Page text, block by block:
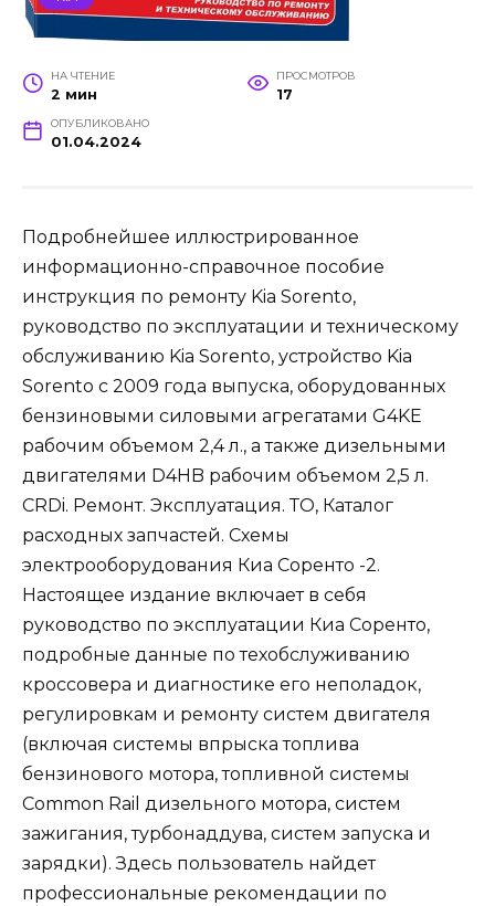
НА ЧТЕНИЕ
2 мин
ПРОСМОТРОВ
17
ОПУБЛИКОВАНО
01.04.2024
Подробнейшее иллюстрированное
информационно-справочное пособие
инструкция по ремонту Kia Sorento,
руководство по эксплуатации и техническому
обслуживанию Kia Sorento, устройство Kia
Sorento с 2009 года выпуска, оборудованных
бензиновыми силовыми агрегатами G4KE
рабочим объемом 2,4 л., а также дизельными
двигателями D4HB рабочим объемом 2,5 л.
CRDi. Ремонт. Эксплуатация. ТО, Каталог
расходных запчастей. Схемы
электрооборудования Киа Соренто -2.
Настоящее издание включает в себя
руководство по эксплуатации Киа Соренто,
подробные данные по техобслуживанию
кроссовера и диагностике его неполадок,
регулировкам и ремонту систем двигателя
(включая системы впрыска топлива
бензинового мотора, топливной системы
Common Rail дизельного мотора, систем
зажигания, турбонаддува, систем запуска и
зарядки). Здесь пользователь найдет
профессиональные рекомендации по